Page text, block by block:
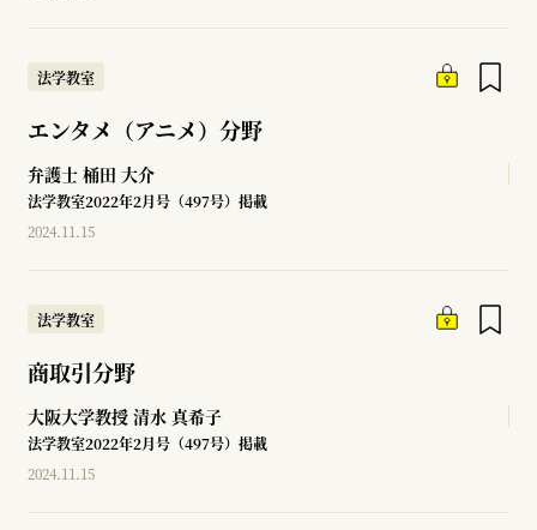
法学教室
エンタメ（アニメ）分野
弁護士 桶田 大介
法学教室2022年2月号（497号）掲載
2024.11.15
法学教室
商取引分野
大阪大学教授 清水 真希子
法学教室2022年2月号（497号）掲載
2024.11.15